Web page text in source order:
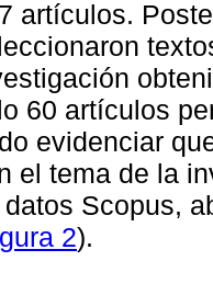
artículos.
60 artículos
evidenciar
el tema de la
datos Scopus,
2).